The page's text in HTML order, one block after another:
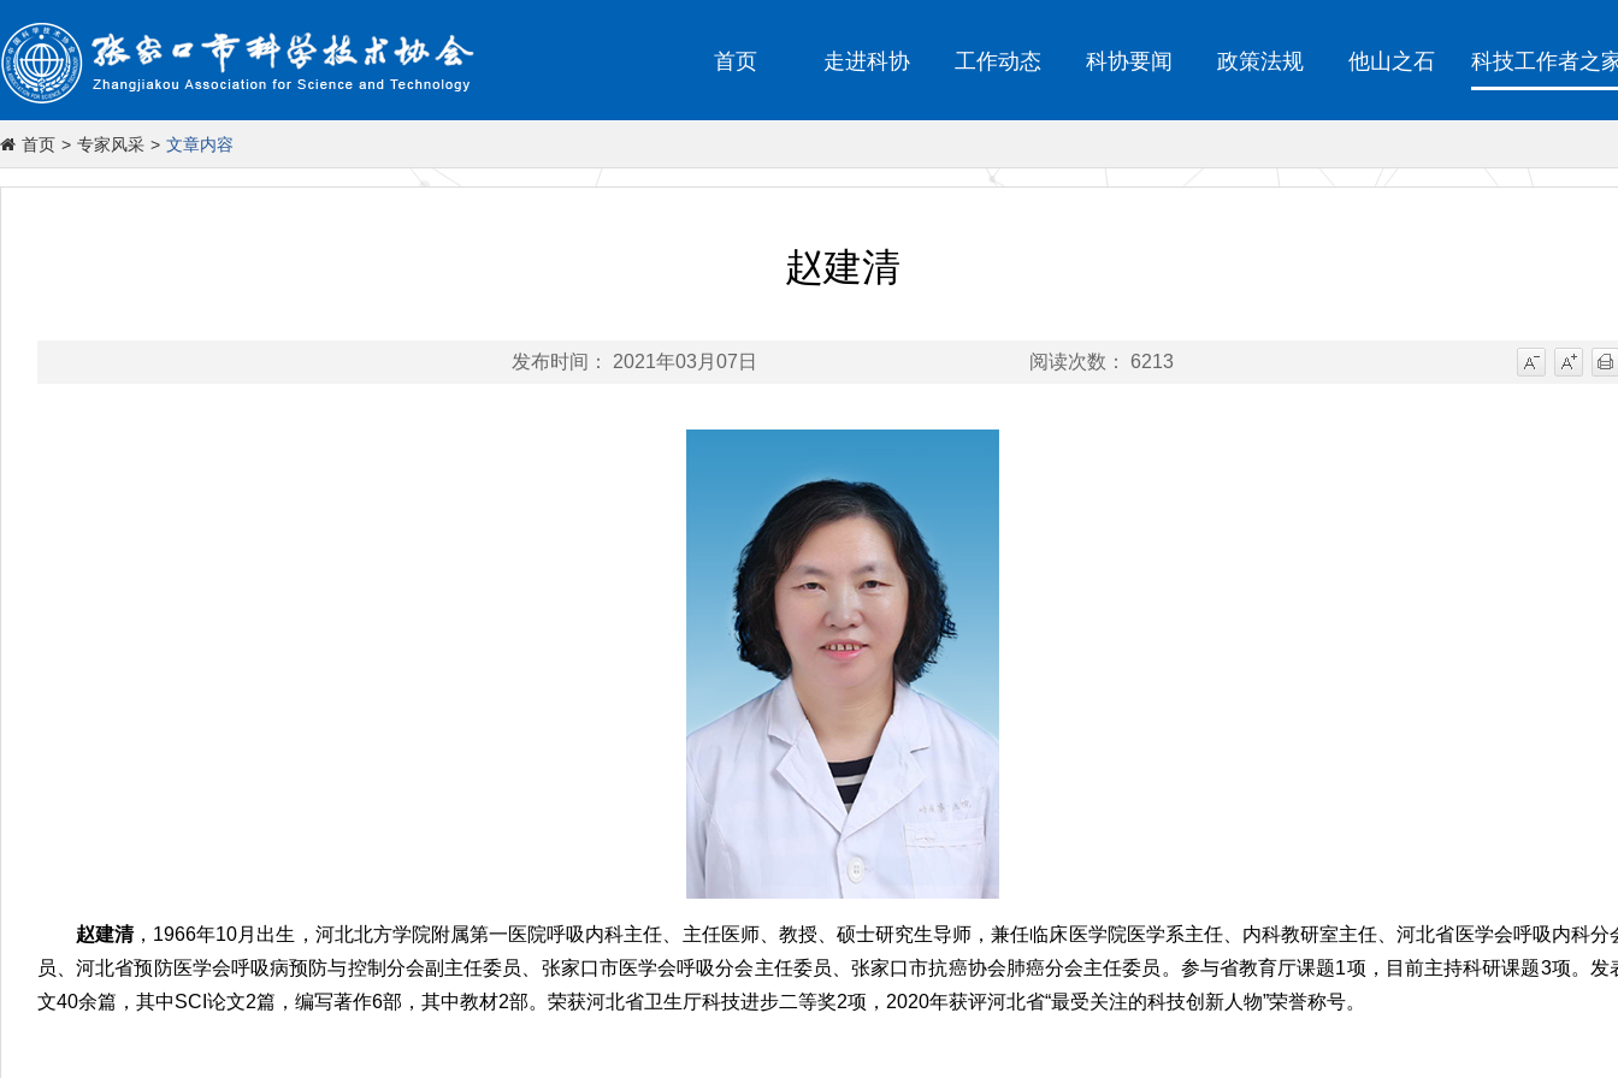
首页 走进科协 工作动态 科协要闻 政策法规 他山之石 科技工作者之
首页 > 专家风采 > 文章内容
赵建清
发布时间： 2021年03月07日 阅读次数： 6213
赵建清，1966年10月出生，河北北方学院附属第一医院呼吸内科主任、主任医师、教授、硕士研究生导师，兼任临床医学院医学系主任、内科教研室主任、河北省医学会呼吸内科分
员、河北省预防医学会呼吸病预防与控制分会副主任委员、张家口市医学会呼吸分会主任委员、张家口市抗癌协会肺癌分会主任委员。参与省教育厅课题1项，目前主持科研课题3项。发
文40余篇，其中SCI论文2篇，编写著作6部，其中教材2部。荣获河北省卫生厅科技进步二等奖2项，2020年获评河北省“最受关注的科技创新人物”荣誉称号。